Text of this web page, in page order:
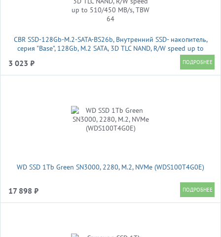
CBR SSD-128Gb-M.2-SATA-BS26b, Внутренний SSD- накопитель,
серия "Base", 128Gb, M.2 SATA, 3D TLC NAND, R/W speed up to
3 023 ₽
WD SSD 1Tb Green SN3000, 2280, M.2, NVMe (WDS100T4G0E)
17 898 ₽